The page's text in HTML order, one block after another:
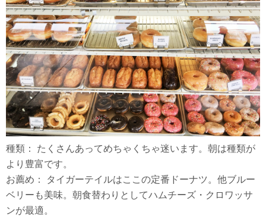
種類： たくさんあってめちゃくちゃ迷います。朝は種類が
より豊富です。
お薦め： タイガーテイルはここの定番ドーナツ。他ブルー
ベリーも美味。朝食替わりとしてハムチーズ・クロワッサ
ンが最適。